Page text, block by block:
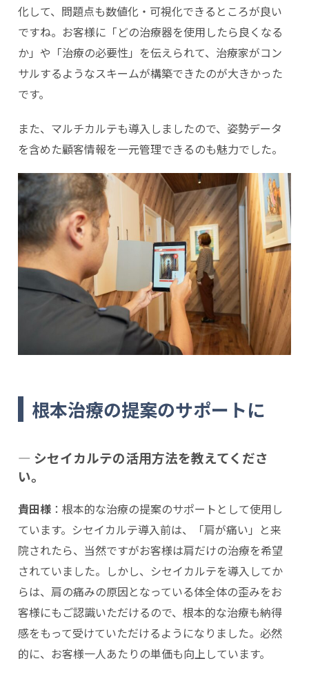
化して、問題点も数値化・可視化できるところが良い
ですね。お客様に「どの治療器を使用したら良くなる
か」や「治療の必要性」を伝えられて、治療家がコン
サルするようなスキームが構築できたのが大きかった
です。
また、マルチカルテも導入しましたので、姿勢データ
を含めた顧客情報を一元管理できるのも魅力でした。
根本治療の提案のサポートに
― シセイカルテの活用方法を教えてくださ
い。
貴田様 ：根本的な治療の提案のサポートとして使用し
ています。シセイカルテ導入前は、「肩が痛い」と来
院されたら、当然ですがお客様は肩だけの治療を希望
されていました。しかし、シセイカルテを導入してか
らは、肩の痛みの原因となっている体全体の歪みをお
客様にもご認識いただけるので、根本的な治療も納得
感をもって受けていただけるようになりました。必然
的に、お客様一人あたりの単価も向上しています。